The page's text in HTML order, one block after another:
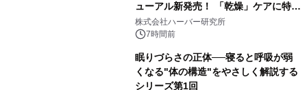
ューアル新発売！ 「乾燥」ケアに特化
し、ライン使いで潤いに満ちた肌へ
株式会社ハーバー研究所
7時間前
眠りづらさの正体──寝ると呼吸が弱
くなる"体の構造"をやさしく解説する
シリーズ第1回